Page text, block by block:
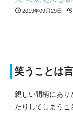
2019年09月29日
笑うことは
親しい間柄にあり
たりしてしまうこ